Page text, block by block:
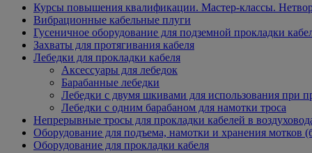
Курсы повышения квалификации. Мастер-классы.
Вибрационные кабельные плуги
Гусеничное оборудование для подземной прокладки
Захваты для протягивания кабеля
Лебедки для прокладки кабеля
Аксессуары для лебедок
Барабанные лебедки
Лебедки с двумя шкивами для использования при
Лебедки с одним барабаном для намотки троса
Непрерывные тросы для прокладки кабелей в
Оборудование для подъема, намотки и хранения мотков
Оборудование для прокладки кабеля